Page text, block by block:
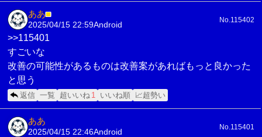
ああ■
2025/04/15 22:59Android
No.115402
>>115401
すごいな
改善の可能性があるものは改善案があればもっと良かった
と思う
返信 一覧 超いいね 1 いいね順 📈超勢い
ああ
2025/04/15 22:46Android
No.115401